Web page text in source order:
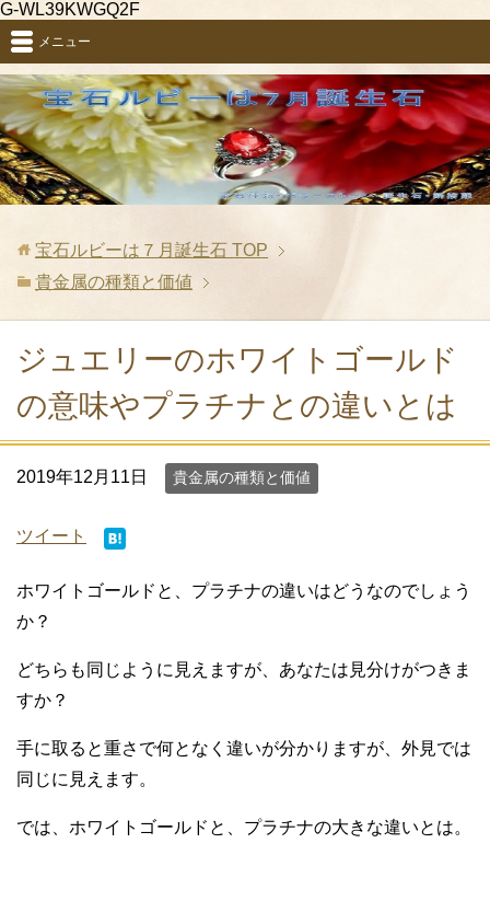
G-WL39KWGQ2F
メニュー
宝石ルビーは７月誕生石 TOP
貴金属の種類と価値
ジュエリーのホワイトゴールド
の意味やプラチナとの違いとは
2019年12月11日 貴金属の種類と価値
ツイート
ホワイトゴールドと、プラチナの違いはどうなのでしょう
か？
どちらも同じように見えますが、あなたは見分けがつきま
すか？
手に取ると重さで何となく違いが分かりますが、外見では
同じに見えます。
では、ホワイトゴールドと、プラチナの大きな違いとは。